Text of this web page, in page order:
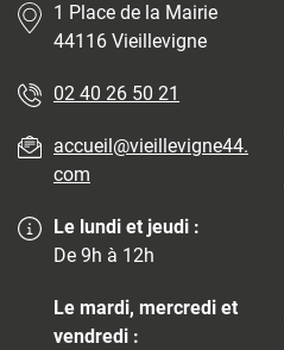
1 Place de la Mairie
44116 Vieillevigne
02 40 26 50 21
accueil@vieillevigne44.
com
Le lundi et jeudi :
De 9h à 12h
Le mardi, mercredi et
vendredi :